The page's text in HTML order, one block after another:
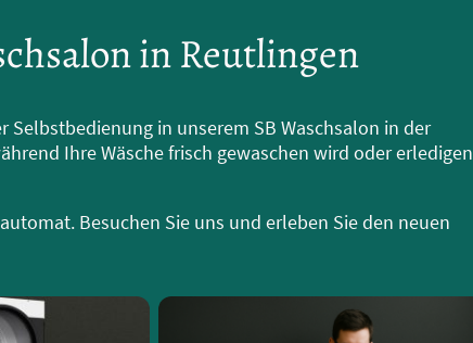
in Reutlingen
Selbstbedienung in unserem SB Waschsalon in der
Ihre Wäsche frisch gewaschen wird oder erledigen
Besuchen Sie uns und erleben Sie den neuen